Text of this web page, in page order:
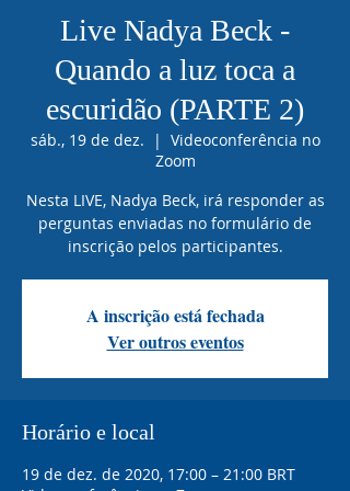
Live Nadya Beck -
Quando a luz toca a
escuridão (PARTE 2)
sáb., 19 de dez.
  |
Videoconferência no
Zoom
Nesta LIVE, Nadya Beck, irá responder as
perguntas enviadas no formulário de
inscrição pelos participantes.
A inscrição está fechada
Ver outros eventos
Horário e local
19 de dez. de 2020, 17:00 – 21:00 BRT